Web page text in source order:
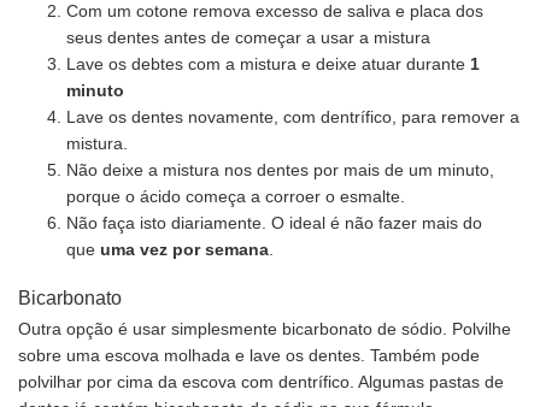
Com um cotone remova excesso de saliva e placa dos
seus dentes antes de começar a usar a mistura
Lave os debtes com a mistura e deixe atuar durante 1
minuto
Lave os dentes novamente, com dentrífico, para remover a
mistura.
Não deixe a mistura nos dentes por mais de um minuto,
porque o ácido começa a corroer o esmalte.
Não faça isto diariamente. O ideal é não fazer mais do
que uma vez por semana
Bicarbonato
Outra opção é usar simplesmente bicarbonato de sódio. Polvilhe
sobre uma escova molhada e lave os dentes. Também pode
polvilhar por cima da escova com dentrífico. Algumas pastas de